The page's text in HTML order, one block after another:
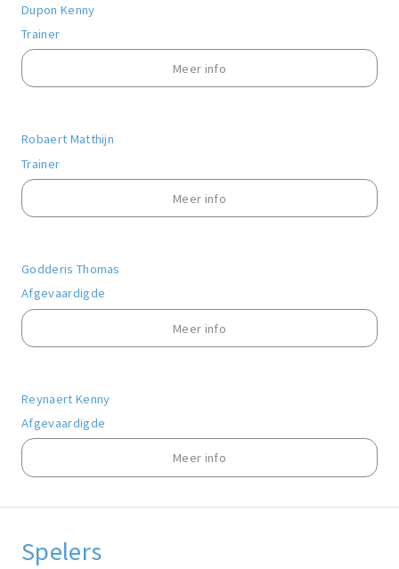
Dupon Kenny
Trainer
Meer info
Robaert Matthijn
Trainer
Meer info
Godderis Thomas
Afgevaardigde
Meer info
Reynaert Kenny
Afgevaardigde
Meer info
Spelers